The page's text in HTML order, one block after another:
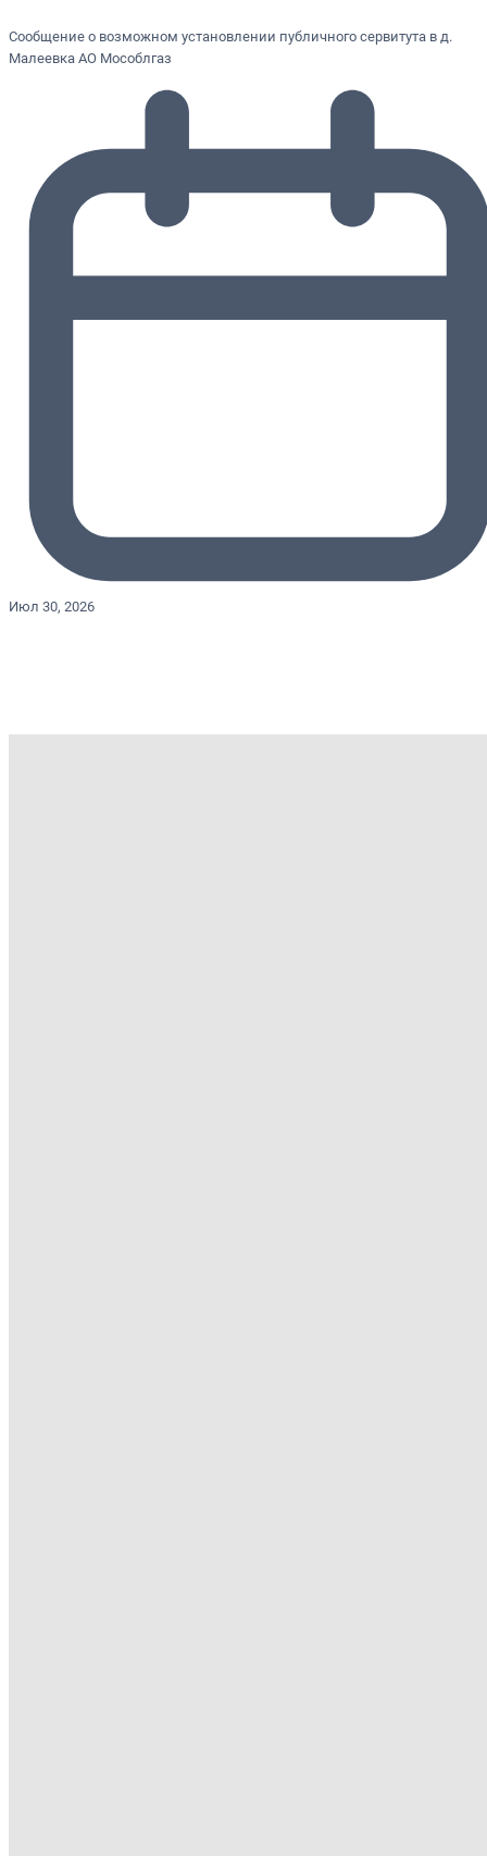
Сообщение о возможном установлении публичного сервитута в д.
Малеевка АО Мособлгаз
Июл 30, 2026